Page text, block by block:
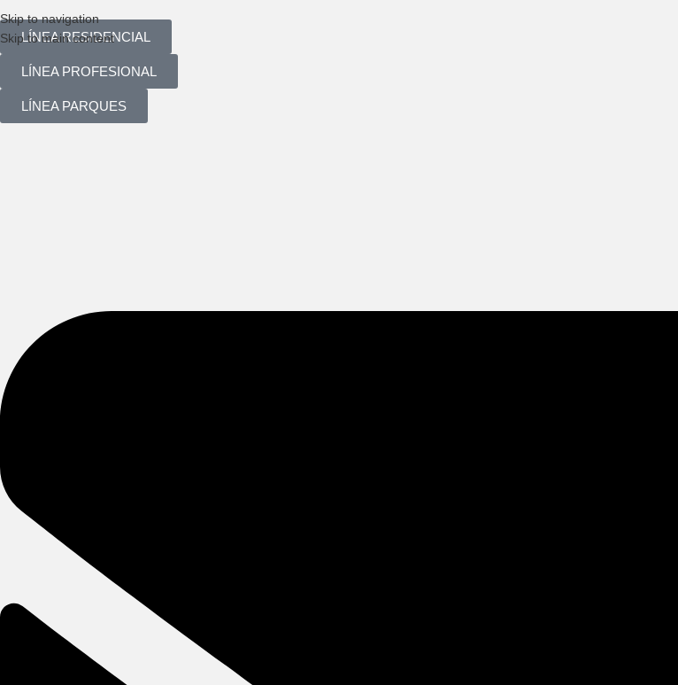
Skip to navigation
Skip to main content
LÍNEA RESIDENCIAL
LÍNEA PROFESIONAL
LÍNEA PARQUES